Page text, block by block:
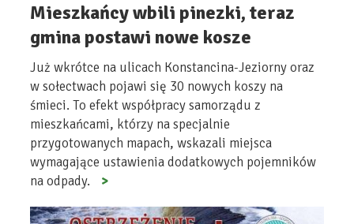
Mieszkańcy wbili pinezki, teraz
gmina postawi nowe kosze
Już wkrótce na ulicach Konstancina-Jeziorny oraz
w sołectwach pojawi się 30 nowych koszy na
śmieci. To efekt współpracy samorządu z
mieszkańcami, którzy na specjalnie
przygotowanych mapach, wskazali miejsca
wymagające ustawienia dodatkowych pojemników
na odpady.